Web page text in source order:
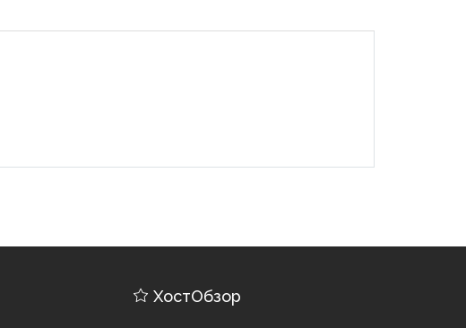
ХостОбзор